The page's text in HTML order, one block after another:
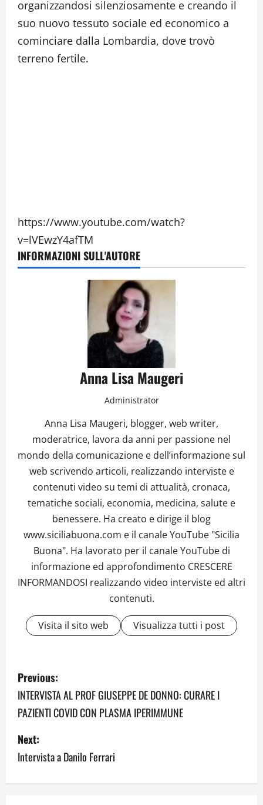
organizzandosi silenziosamente e creando il
suo nuovo tessuto sociale ed economico a
cominciare dalla Lombardia, dove trovò
terreno fertile.
https://www.youtube.com/watch?
v=lVEwzY4afTM
INFORMAZIONI SULL'AUTORE
Anna Lisa Maugeri
Administrator
Anna Lisa Maugeri, blogger, web writer,
moderatrice, lavora da anni per passione nel
mondo della comunicazione e dell’informazione sul
web scrivendo articoli, realizzando interviste e
contenuti video su temi di attualità, cronaca,
tematiche sociali, economia, medicina, salute e
benessere. Ha creato e dirige il blog
www.siciliabuona.com e il canale YouTube "Sicilia
Buona". Ha lavorato per il canale YouTube di
informazione ed approfondimento CRESCERE
INFORMANDOSI realizzando video interviste ed altri
contenuti.
Visita il sito web Visualizza tutti i post
P
o
s
t
n
Previous:
INTERVISTA AL PROF GIUSEPPE DE DONNO: CURARE I
PAZIENTI COVID CON PLASMA IPERIMMUNE
Next:
Intervista a Danilo Ferrari